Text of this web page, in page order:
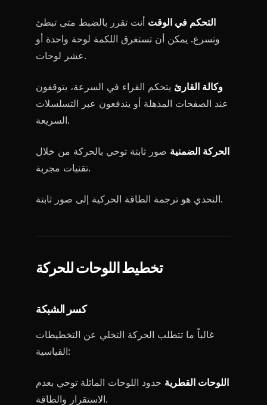
التحكم في الوقت أنت تقرر بالضبط متى تبطئ
وتسرع. يمكن أن تستغرق اللكمة لوحة واحدة أو
عشر لوحات.
وكالة القارئ يتحكم القراء في السرعة، يتوقفون
عند الصفحات المذهلة أو يندفعون عبر التسلسلات
السريعة.
الحركة الضمنية صور ثابتة توحي بالحركة من خلال
تقنيات مجربة.
التحدي هو ترجمة الطاقة الحركية إلى صور ثابتة.
تخطيط اللوحات للحركة
كسر الشبكة
غالباً ما تتطلب الحركة التخلي عن التخطيطات
القياسية:
اللوحات القطرية حدود اللوحات المائلة توحي بعدم
الاستقرار والطاقة.